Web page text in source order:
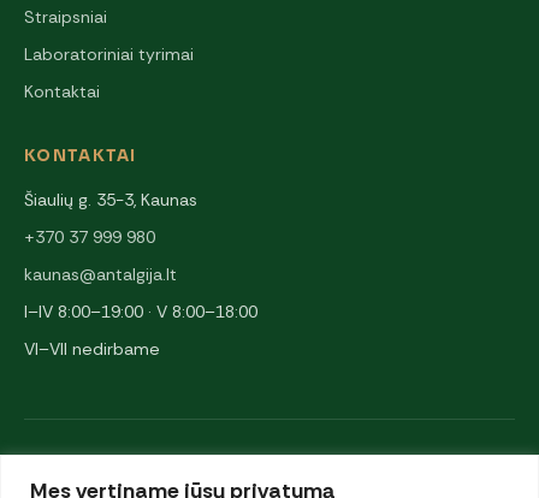
Mes vertiname jūsų privatumą
Straipsniai
Laboratoriniai tyrimai
Kontaktai
KONTAKTAI
Šiaulių g. 35-3, Kaunas
+370 37 999 980
kaunas@antalgija.lt
I–IV 8:00–19:00 · V 8:00–18:00
VI–VII nedirbame